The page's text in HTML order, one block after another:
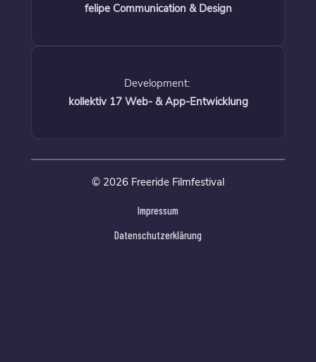
felipe Communication & Design
Development:
kollektiv 17 Web- & App-Entwicklung
© 2026 Freeride Filmfestival
Impressum
Datenschutzerklärung